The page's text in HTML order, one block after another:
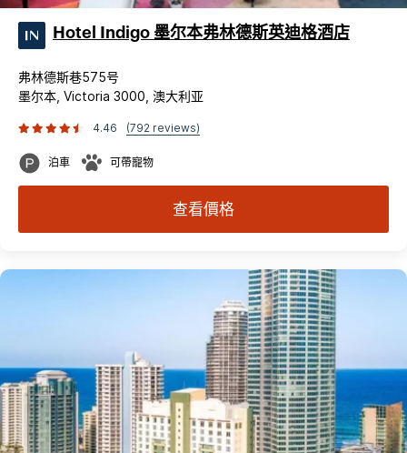
Hotel Indigo 墨尔本弗林德斯英迪格酒店
弗林德斯巷575号
墨尔本, Victoria 3000, 澳大利亚
4.46 (792 reviews)
泊車 可帶寵物
查看價格